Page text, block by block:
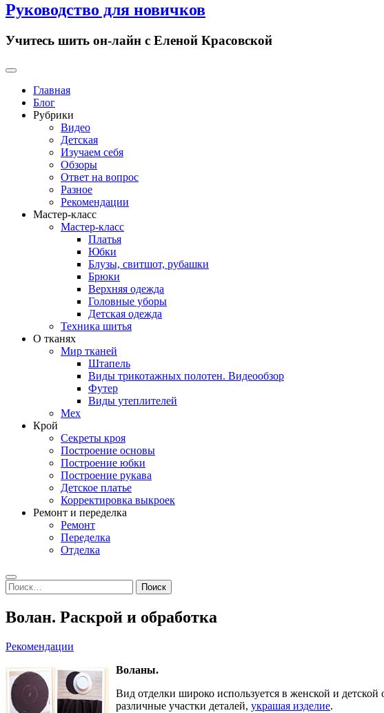
Руководство для новичков
Учитесь шить он-лайн с Еленой Красовской
Primary
Главная
Блог
Рубрики
Видео
Детская
Изучаем себя
Обзоры
Ответ на вопрос
Разное
Рекомендации
Мастер-класс
Мастер-класс
Платья
Юбки
Блузы, свитшот, рубашки
Брюки
Верхняя одежда
Головные уборы
Детская одежда
Техника шитья
О тканях
Мир тканей
Штапель
Виды трикотажных полотен. Видеообзор
Футер
Виды утеплителей
Мех
Крой
Секреты кроя
Построение основы
Построение юбки
Построение рукава
Детское платье
Корректировка выкроек
Ремонт и переделка
Ремонт
Переделка
Отделка
Search
Найти:
Волан. Раскрой и обработка
Рекомендации
Воланы.
Вид отделки широко используется в женской и
различные участки деталей, украшая изделие.